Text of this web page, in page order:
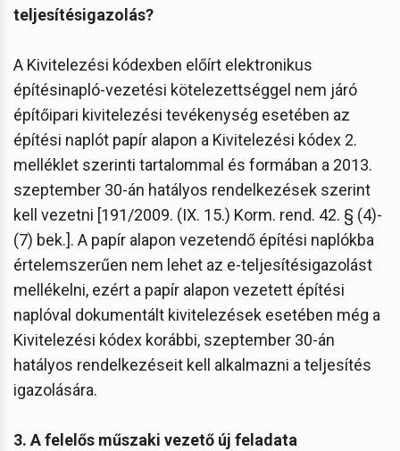
teljesítésigazolás?
A Kivitelezési kódexben előírt elektronikus
építésinapló-vezetési kötelezettséggel nem járó
építőipari kivitelezési tevékenység esetében az
építési naplót papír alapon a Kivitelezési kódex 2.
melléklet szerinti tartalommal és formában a 2013.
szeptember 30-án hatályos rendelkezések szerint
kell vezetni [191/2009. (IX. 15.) Korm. rend. 42. § (4)-
(7) bek.]. A papír alapon vezetendő építési naplókba
értelemszerűen nem lehet az e-teljesítésigazolást
mellékelni, ezért a papír alapon vezetett építési
naplóval dokumentált kivitelezések esetében még a
Kivitelezési kódex korábbi, szeptember 30-án
hatályos rendelkezéseit kell alkalmazni a teljesítés
igazolására.
3. A felelős műszaki vezető új feladata